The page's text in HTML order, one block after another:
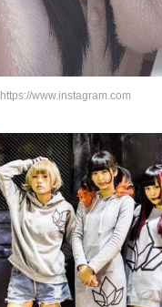
https://www.instagram.com